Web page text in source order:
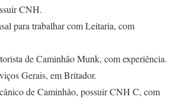
CNH.
para trabalhar com Leitaria, com
de Caminhão Munk, com experiência.
Gerais, em Britador.
de Caminhão, possuir CNH C, com